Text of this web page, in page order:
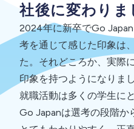
社後に変わりま
2024年に新卒でGo
考を通じて感じた印象は
た。それどころか、実際
印象を持つようになりまし
就職活動は多くの学生に
Go Japanは選考の段階か